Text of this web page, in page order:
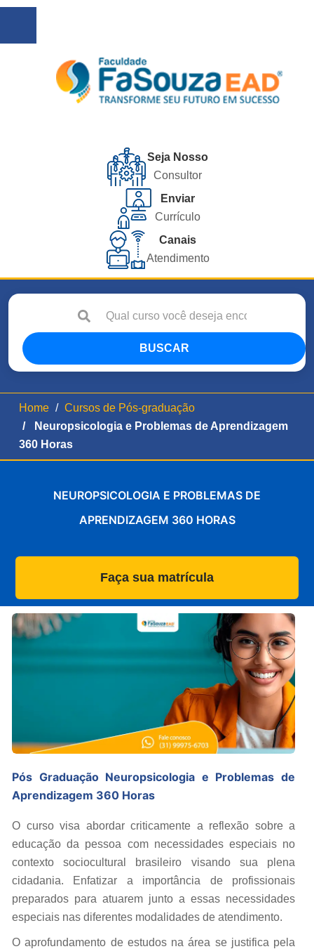
Seja Nosso
Consultor
Enviar
Currículo
Canais
Atendimento
BUSCAR
Home
Cursos de Pós-graduação
Neuropsicologia e Problemas de Aprendizagem
360 Horas
NEUROPSICOLOGIA E PROBLEMAS DE
APRENDIZAGEM 360 HORAS
Faça sua matrícula
Pós Graduação Neuropsicologia e Problemas de
Aprendizagem 360 Horas
O curso visa abordar criticamente a reflexão sobre a
educação da pessoa com necessidades especiais no
contexto sociocultural brasileiro visando sua plena
cidadania. Enfatizar a importância de profissionais
preparados para atuarem junto a essas necessidades
especiais nas diferentes modalidades de atendimento.
O aprofundamento de estudos na área se justifica pela